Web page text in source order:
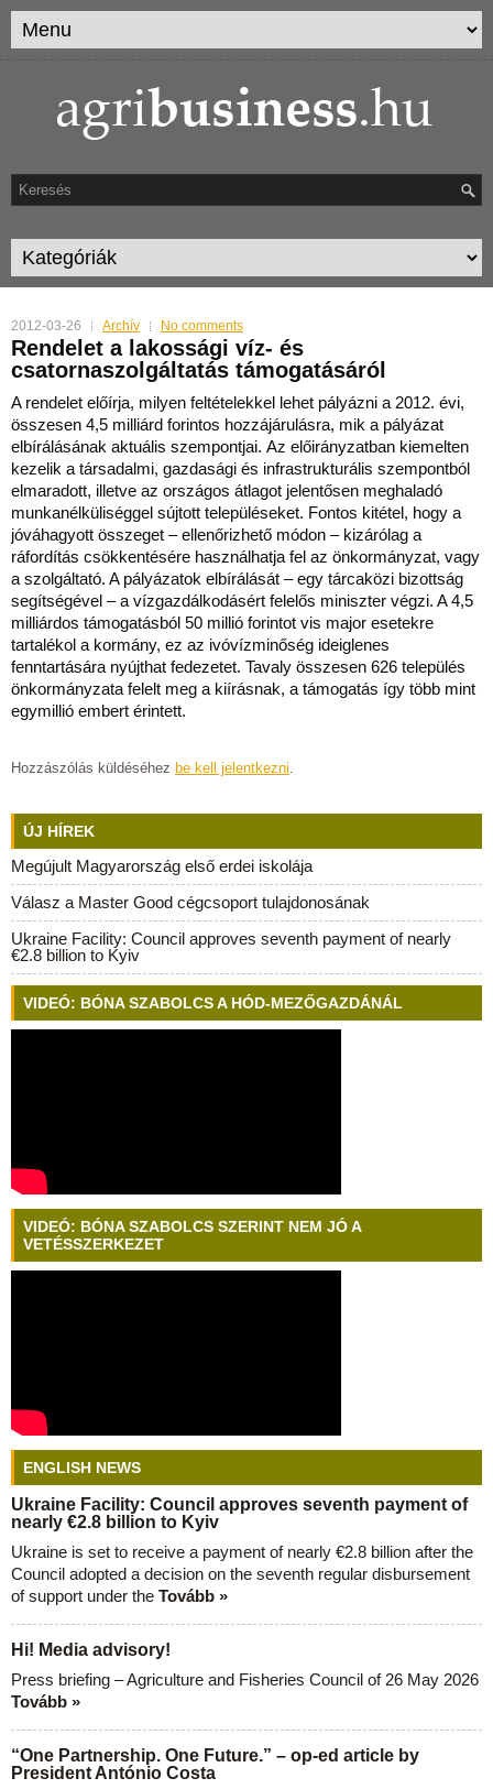
2012-03-26 Archív No comments
Rendelet a lakossági víz- és
csatornaszolgáltatás támogatásáról
A rendelet előírja, milyen feltételekkel lehet pályázni a 2012. évi,
összesen 4,5 milliárd forintos hozzájárulásra, mik a pályázat
elbírálásának aktuális szempontjai. Az előirányzatban kiemelten
kezelik a társadalmi, gazdasági és infrastrukturális szempontból
elmaradott, illetve az országos átlagot jelentősen meghaladó
munkanélküliséggel sújtott településeket. Fontos kitétel, hogy a
jóváhagyott összeget – ellenőrizhető módon – kizárólag a
ráfordítás csökkentésére használhatja fel az önkormányzat, vagy
a szolgáltató. A pályázatok elbírálását – egy tárcaközi bizottság
segítségével – a vízgazdálkodásért felelős miniszter végzi. A 4,5
milliárdos támogatásból 50 millió forintot vis major esetekre
tartalékol a kormány, ez az ivóvízminőség ideiglenes
fenntartására nyújthat fedezetet. Tavaly összesen 626 település
önkormányzata felelt meg a kiírásnak, a támogatás így több mint
egymillió embert érintett.
Hozzászólás küldéséhez be kell jelentkezni.
ÚJ HÍREK
Megújult Magyarország első erdei iskolája
Válasz a Master Good cégcsoport tulajdonosának
Ukraine Facility: Council approves seventh payment of nearly
€2.8 billion to Kyiv
VIDEÓ: BÓNA SZABOLCS A HÓD-MEZŐGAZDÁNÁL
VIDEÓ: BÓNA SZABOLCS SZERINT NEM JÓ A
VETÉSSZERKEZET
ENGLISH NEWS
Ukraine Facility: Council approves seventh payment of
nearly €2.8 billion to Kyiv
Ukraine is set to receive a payment of nearly €2.8 billion after the
Council adopted a decision on the seventh regular disbursement
of support under the Tovább »
Hi! Media advisory!
Press briefing – Agriculture and Fisheries Council of 26 May 2026
Tovább »
“One Partnership. One Future.” – op-ed article by
President António Costa